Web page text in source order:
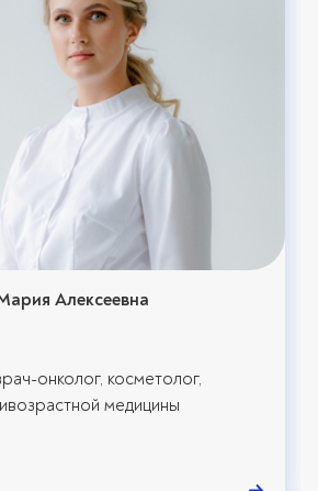
Алексеевна
онколог, косметолог,
медицины